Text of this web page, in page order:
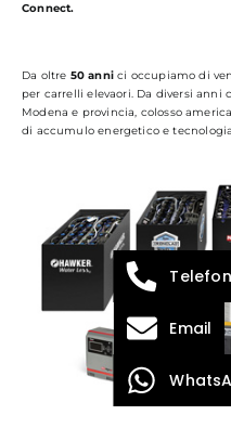
Connect.
Da oltre 50 annici occupiamo di
per carrelli elevaori. Da diversi anni
Modena e provincia, colosso
di accumulo energetico e
Email